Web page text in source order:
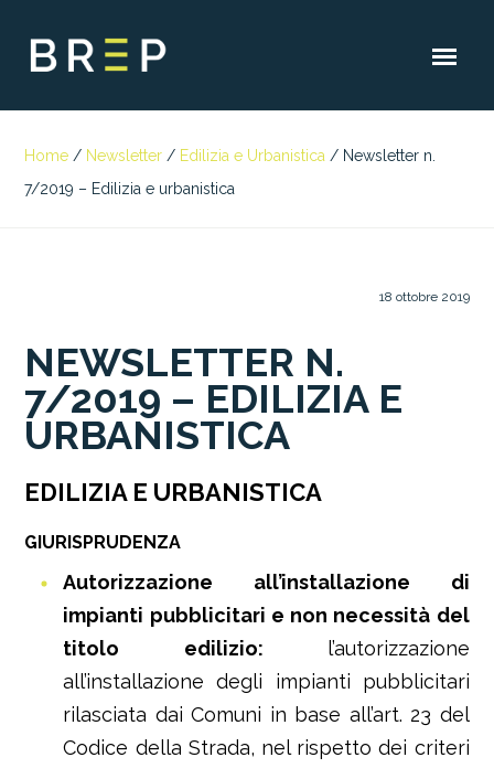
Home / Newsletter / Edilizia e Urbanistica / Newsletter n.
7/2019 – Edilizia e urbanistica
18 ottobre 2019
NEWSLETTER N.
7/2019 – EDILIZIA E
URBANISTICA
EDILIZIA E URBANISTICA
GIURISPRUDENZA
Autorizzazione all’installazione di
impianti pubblicitari e non necessità del
titolo edilizio:
l’autorizzazione
all’installazione degli impianti pubblicitari
rilasciata dai Comuni in base all’art. 23 del
Codice della Strada, nel rispetto dei criteri